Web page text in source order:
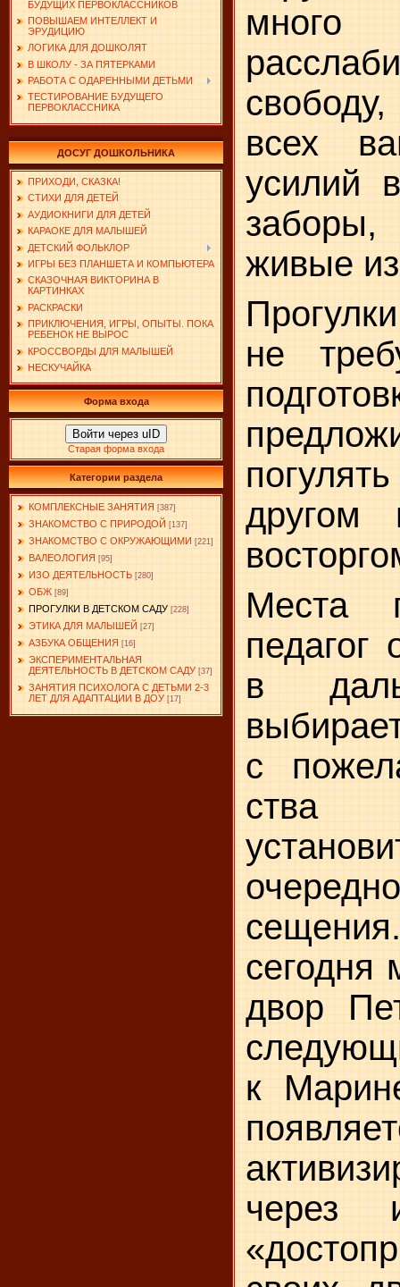
БУДУЩИХ ПЕРВОКЛАССНИКОВ
ПОВЫШАЕМ ИНТЕЛЛЕКТ И
ЭРУДИЦИЮ
ЛОГИКА ДЛЯ ДОШКОЛЯТ
В ШКОЛУ - ЗА ПЯТЕРКАМИ
РАБОТА С ОДАРЕННЫМИ ДЕТЬМИ
ТЕСТИРОВАНИЕ БУДУЩЕГО
ПЕРВОКЛАССНИКА
ДОСУГ ДОШКОЛЬНИКА
ПРИХОДИ, СКАЗКА!
СТИХИ ДЛЯ ДЕТЕЙ
АУДИОКНИГИ ДЛЯ ДЕТЕЙ
КАРАОКЕ ДЛЯ МАЛЫШЕЙ
ДЕТСКИЙ ФОЛЬКЛОР
ИГРЫ БЕЗ ПЛАНШЕТА И КОМПЬЮТЕРА
СКАЗОЧНАЯ ВИКТОРИНА В
КАРТИНКАХ
РАСКРАСКИ
ПРИКЛЮЧЕНИЯ, ИГРЫ, ОПЫТЫ. ПОКА
РЕБЕНОК НЕ ВЫРОС
КРОССВОРДЫ ДЛЯ МАЛЫШЕЙ
НЕСКУЧАЙКА
Форма входа
Войти через uID
Старая форма входа
Категории раздела
КОМПЛЕКСНЫЕ ЗАНЯТИЯ [387]
ЗНАКОМСТВО С ПРИРОДОЙ [137]
ЗНАКОМСТВО С ОКРУЖАЮЩИМИ [221]
ВАЛЕОЛОГИЯ [95]
ИЗО ДЕЯТЕЛЬНОСТЬ [280]
ОБЖ [89]
ПРОГУЛКИ В ДЕТСКОМ САДУ [228]
ЭТИКА ДЛЯ МАЛЫШЕЙ [27]
АЗБУКА ОБЩЕНИЯ [16]
ЭКСПЕРИМЕНТАЛЬНАЯ
ДЕЯТЕЛЬНОСТЬ В ДЕТСКОМ САДУ [37]
ЗАНЯТИЯ ПСИХОЛОГА С ДЕТЬМИ 2-3
ЛЕТ ДЛЯ АДАПТАЦИИ В ДОУ [17]
всех
усилий
живые
не
Места
педагог
в
с
ства
сегодня
двор
к
через